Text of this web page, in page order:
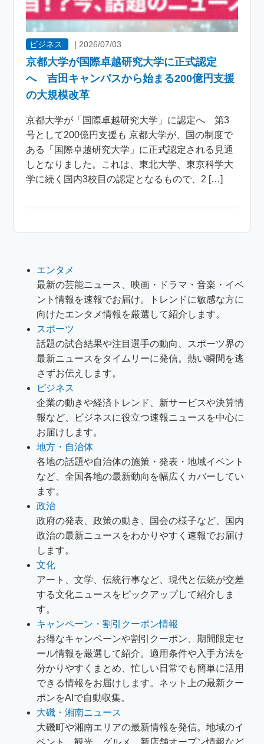
ビジネス | 2026/07/03
京都大学が国際卓越研究大学に正式認定
へ 吉田キャンパスから始まる200億円支援
の大規模改革
京都大学が「国際卓越研究大学」に認定へ 第3
号として200億円支援も 京都大学が、国の制度で
ある「国際卓越研究大学」に正式認定される見通
しとなりました。これは、東北大学、東京科学大
学に続く国内3校目の認定となるもので、2 […]
エンタメ
最新の芸能ニュース、映画・ドラマ・音楽・イベ
ント情報を速報でお届け。トレンドに敏感な方に
向けたエンタメ情報を厳選して紹介します。
スポーツ
話題の試合結果や注目選手の動向、スポーツ界の
最新ニュースをタイムリーに発信。熱い瞬間を逃
さずお伝えします。
ビジネス
企業の動きや経済トレンド、新サービスや決算情
報など、ビジネスに役立つ速報ニュースを中心に
お届けします。
地方・自治体
各地の話題や自治体の施策・発表・地域イベント
など、全国各地の最新動向を幅広くカバーしてい
ます。
政治
政府の発表、政策の動き、国会の様子など、国内
政治の最新ニュースをわかりやすく速報でお届け
します。
文化
アート、文学、伝統行事など、現代と伝統が交差
する文化ニュースをピックアップして紹介しま
す。
キャンペーン・割引クーポン情報
お得なキャンペーンや割引クーポン、期間限定セ
ール情報を厳選して紹介。適用条件や入手方法を
分かりやすくまとめ、忙しい日常でも簡単に活用
できる情報をお届けします。ネット上の最新クー
ポンをAIで自動収集。
大磯・湘南ニュース
大磯町や湘南エリアの最新情報を発信。地域のイ
ベント、観光、グルメ、新店舗オープン情報など